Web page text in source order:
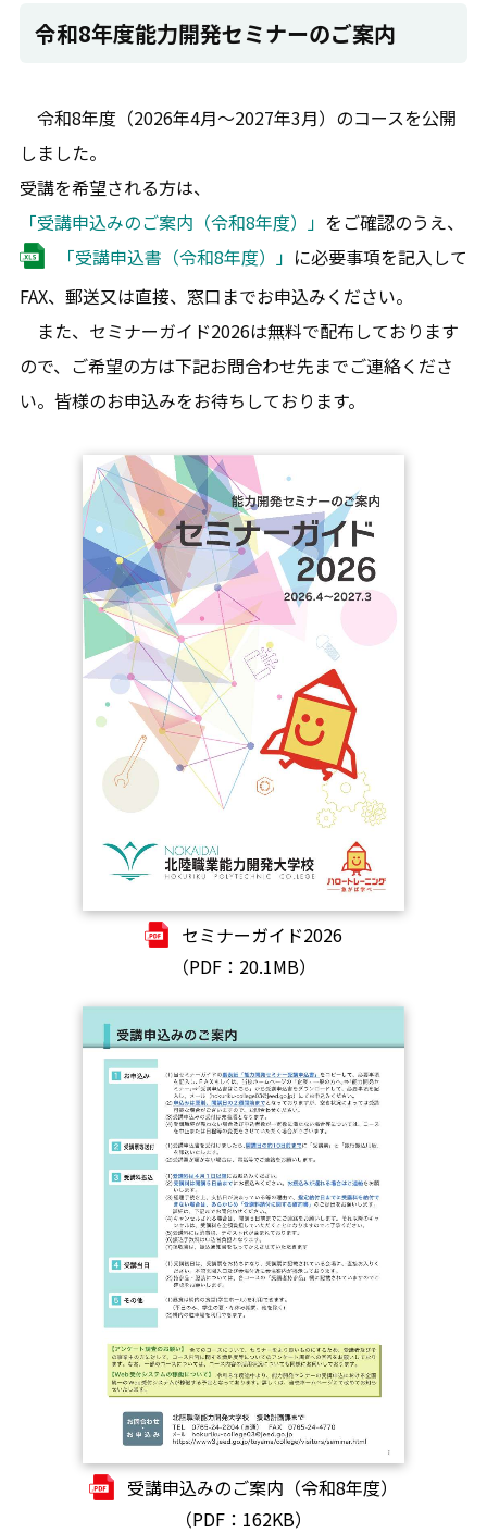
令和8年度能力開発セミナーのご案内
令和8年度（2026年4月～2027年3月）のコースを公開
しました。
受講を希望される方は、
「受講申込みのご案内（令和8年度）」 をご確認のうえ、
「受講申込書（令和8年度）」 に必要事項を記入して
FAX、郵送又は直接、窓口までお申込みください。
また、セミナーガイド2026は無料で配布しております
ので、ご希望の方は下記お問合わせ先までご連絡くださ
い。皆様のお申込みをお待ちしております。
セミナーガイド2026
（PDF：20.1MB）
受講申込みのご案内（令和8年度）
（PDF：162KB）